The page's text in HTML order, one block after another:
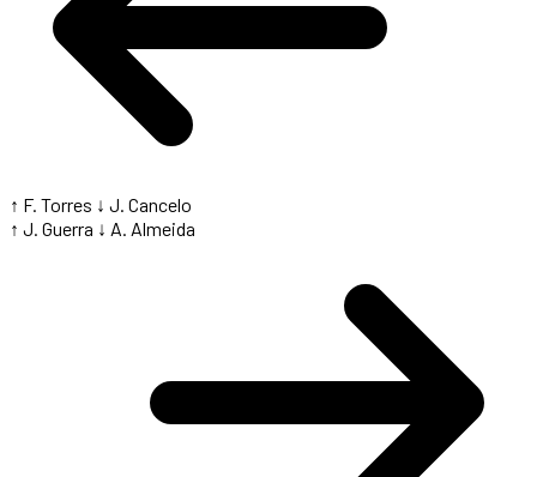
↑ F. Torres ↓ J. Cancelo
↑ J. Guerra ↓ A. Almeida